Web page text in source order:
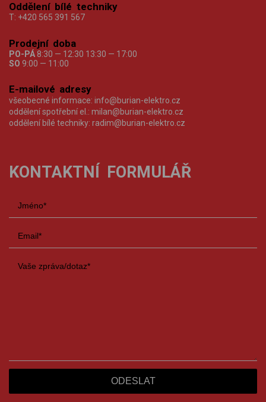
Oddělení bílé techniky
T: +420 565 391 567
Prodejní doba
PO-PÁ 8:30 — 12:30 13:30 — 17:00
SO 9:00 — 11:00
E-mailové adresy
všeobecné informace: info@burian-elektro.cz
oddělení spotřební el.: milan@burian-elektro.cz
oddělení bílé techniky: radim@burian-elektro.cz
KONTAKTNÍ FORMULÁŘ